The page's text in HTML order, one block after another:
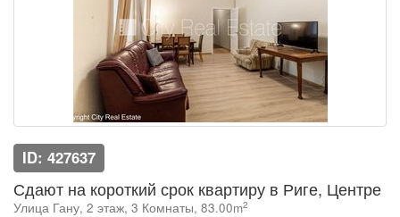
ID: 427637
Сдают на короткий срок квартиру в Риге, Центре
Улица Гану, 2 этаж, 3 Комнаты, 83.00m2